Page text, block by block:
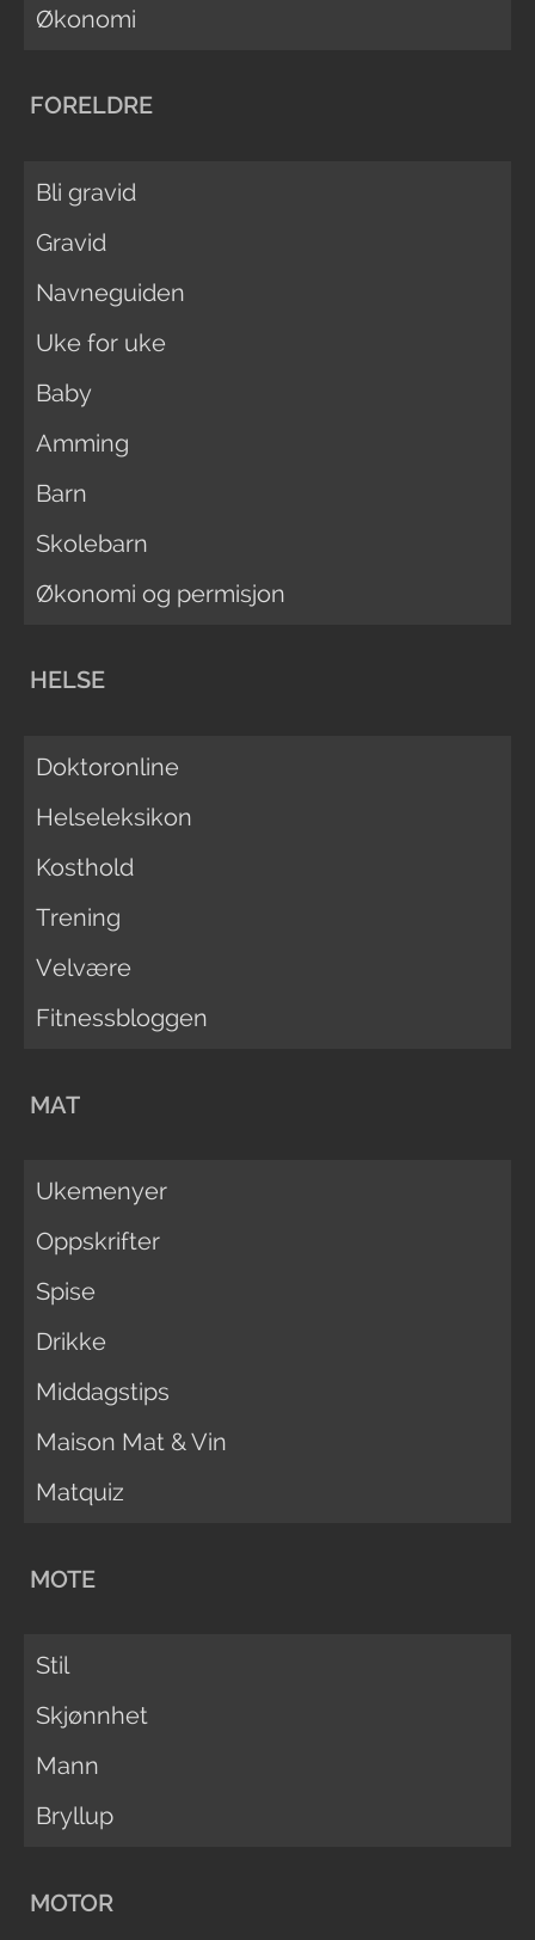
Økonomi
FORELDRE
Bli gravid
Gravid
Navneguiden
Uke for uke
Baby
Amming
Barn
Skolebarn
Økonomi og permisjon
HELSE
Doktoronline
Helseleksikon
Kosthold
Trening
Velvære
Fitnessbloggen
MAT
Ukemenyer
Oppskrifter
Spise
Drikke
Middagstips
Maison Mat & Vin
Matquiz
MOTE
Stil
Skjønnhet
Mann
Bryllup
MOTOR